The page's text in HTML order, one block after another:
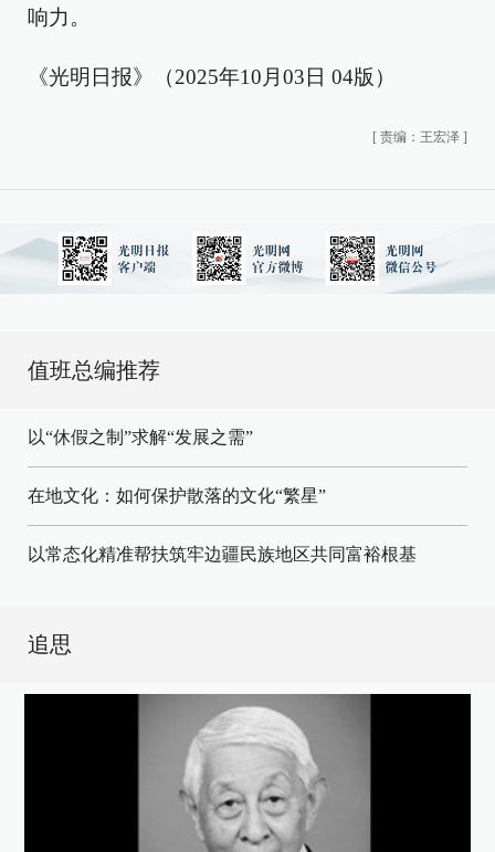
响力。
《光明日报》（2025年10月03日 04版）
[ 责编：王宏泽 ]
值班总编推荐
以“休假之制”求解“发展之需”
在地文化：如何保护散落的文化“繁星”
以常态化精准帮扶筑牢边疆民族地区共同富裕根基
追思